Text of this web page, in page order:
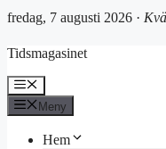
fredag, 7 augusti 2026 ·
till
Tidsmagasinet
Meny
Meny
Hem